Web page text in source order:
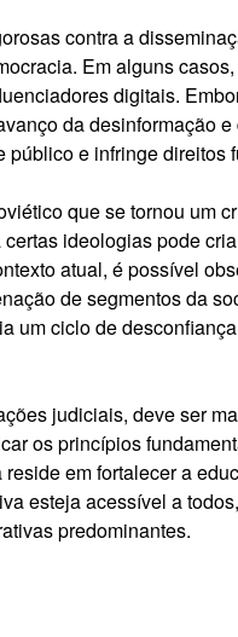
contra a
Em alguns
digitais.
da desinformação
e infringe direitos
que se tornou um
ideologias pode
atual, é possível
de segmentos da
um ciclo de
judiciais, deve ser
os princípios
em fortalecer a
esteja acessível a
predominantes.